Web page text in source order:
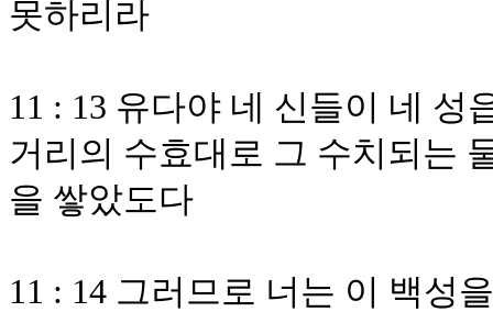
못하리라
11 : 13 유다야 네 신들이 네
거리의 수효대로 그 수치되는
을 쌓았도다
11 : 14 그러므로 너는 이 백성